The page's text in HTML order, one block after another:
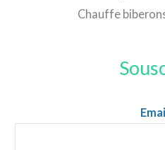
Chauffe
Email